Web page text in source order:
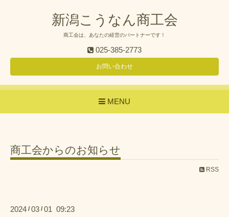
新潟こうなん商工会
商工会は、あなたの経営のパートナーです！
025-385-2773
お問い合わせ
MENU
商工会からのお知らせ
RSS
2024 / 03 / 01 09:23